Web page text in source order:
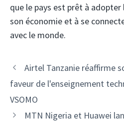
que le pays est prêt à
son économie et à se
avec le monde.
Navigation
des
Airtel Tanzanie réaffirme
faveur de l'enseignement
VSOMO
MTN Nigeria et Huawei